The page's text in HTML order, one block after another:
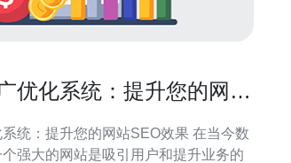
优化系统：提升您的网站
：提升您的网站SEO效果 在当今数
强大的网站是吸引用户和提升业务的